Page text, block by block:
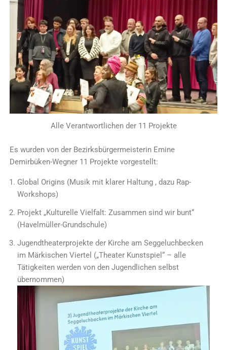
Alle Verantwortlichen der 11 Projekte
Es wurden von der Bezirksbürgermeisterin Emine
Demirbüken-Wegner 11 Projekte vorgestellt:
Global Origins (Musik mit klarer Haltung , dazu Rap-
Workshops)
Projekt „Kulturelle Vielfalt: Zusammen sind wir bunt“
(Havelmüller-Grundschule)
Jugendtheaterprojekte der Kirche am Seggeluchbecken
im Märkischen Viertel („Theater Kunstspiel“ – alle
Tätigkeiten werden von den Jugendlichen selbst
übernommen)